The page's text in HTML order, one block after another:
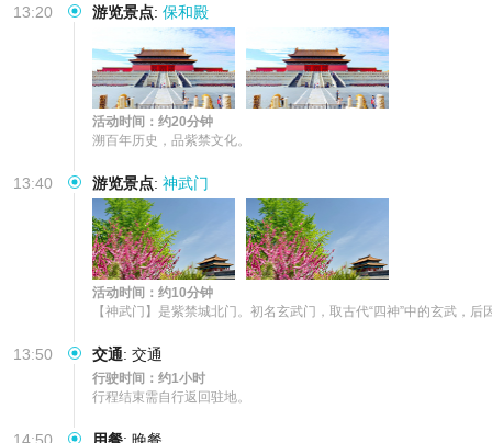
13:20 游览景点: 保和殿
活动时间：约20分钟
溯百年历史，品紫禁文化。
13:40 游览景点: 神武门
活动时间：约10分钟
【神武门】是紫禁城北门。初名玄武门，取古代“四神”中的玄武，后
13:50 交通: 交通
行驶时间：约1小时
行程结束需自行返回驻地。